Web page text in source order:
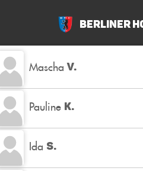
Berliner
Mascha V.
Pauline K.
Ida S.